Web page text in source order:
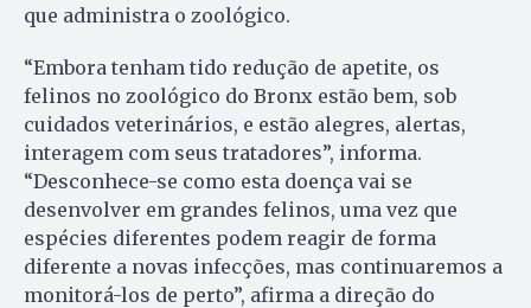
que administra o zoológico.
“Embora tenham tido redução de apetite, os
felinos no zoológico do Bronx estão bem, sob
cuidados veterinários, e estão alegres, alertas,
interagem com seus tratadores”, informa.
“Desconhece-se como esta doença vai se
desenvolver em grandes felinos, uma vez que
espécies diferentes podem reagir de forma
diferente a novas infecções, mas continuaremos a
monitorá-los de perto”, afirma a direção do